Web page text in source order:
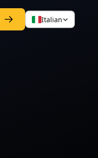
Italian